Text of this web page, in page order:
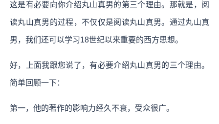
这是有必要向你介绍丸山真男的第三个理由。那就是，阅
读丸山真男的过程，不仅仅是阅读丸山真男。通过丸山真
男，我们还可以学习18世纪以来重要的西方思想。
好，上面我跟您说了，有必要介绍丸山真男的三个理由。
简单回顾一下：
第一，他的著作的影响力经久不衰，受众很广。